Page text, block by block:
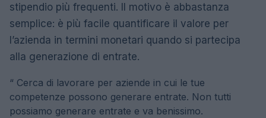
stipendio più frequenti. Il motivo è abbastanza
semplice: è più facile quantificare il valore per
l’azienda in termini monetari quando si partecipa
alla generazione di entrate.
“ Cerca di lavorare per aziende in cui le tue
competenze possono generare entrate. Non tutti
possiamo generare entrate e va benissimo.